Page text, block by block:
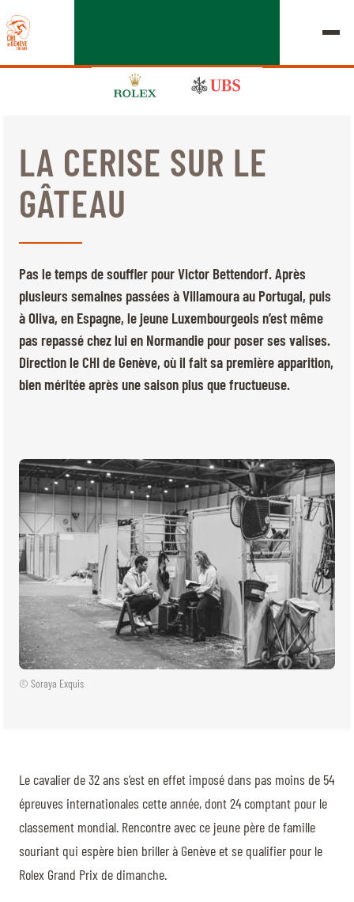
ÉDITION 2026
LE CHIG
MULTIMÉDIA
LIENS RAPIDES
ACCUEIL
EXPOSANTS
DÉPARTS & RÉSULTATS
ROLEX GRAND SLAM
BILLETTERIE
BÉNÉVOLES
MÉDIAS
Jeudi, 17 Septembre 2026
© Soraya Exquis
LA CERISE SUR LE
GÂTEAU
Pas le temps de souffler pour Victor Bettendorf. Après
plusieurs semaines passées à Villamoura au Portugal, puis
à Oliva, en Espagne, le jeune Luxembourgeois n’est même
pas repassé chez lui en Normandie pour poser ses valises.
Direction le CHI de Genève, où il fait sa première apparition,
bien méritée après une saison plus que fructueuse.
Le cavalier de 32 ans s’est en effet imposé dans pas moins de 54
épreuves internationales cette année, dont 24 comptant pour le
classement mondial. Rencontre avec ce jeune père de famille
souriant qui espère bien briller à Genève et se qualifier pour le
Rolex Grand Prix de dimanche.